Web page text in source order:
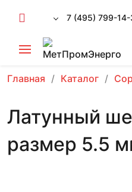
7 (495) 799-14-
Главная Каталог
Латунный
размер 5.5